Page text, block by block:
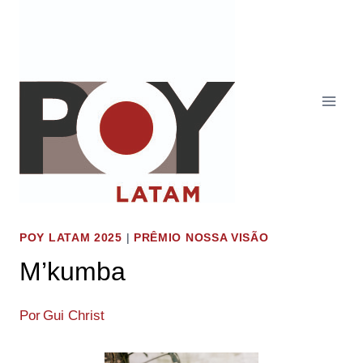
POY LATAM 2025 | PRÊMIO NOSSA VISÃO
M’kumba
PorGui Christ